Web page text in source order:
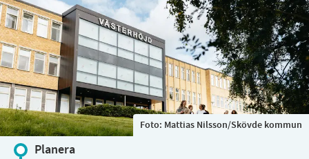
Foto: Mattias Nilsson/Skövde kommun
Planera